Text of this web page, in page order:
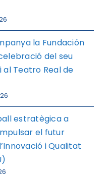
la Fundación
del seu
al Teatro Real de
estratègica a
el futur
i Qualitat